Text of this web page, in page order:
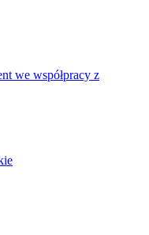
we współpracy z